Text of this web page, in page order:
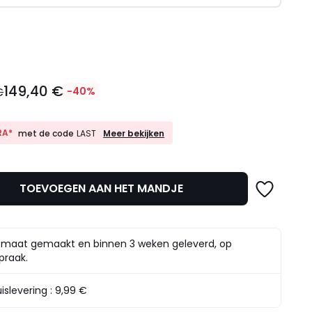
149,40 € -40%
met de code LAST
10%
LAST
Meer bekijken
TOEVOEGEN AAN HET MANDJE
gemaakt en binnen 3 weken geleverd, op
:9,99 €